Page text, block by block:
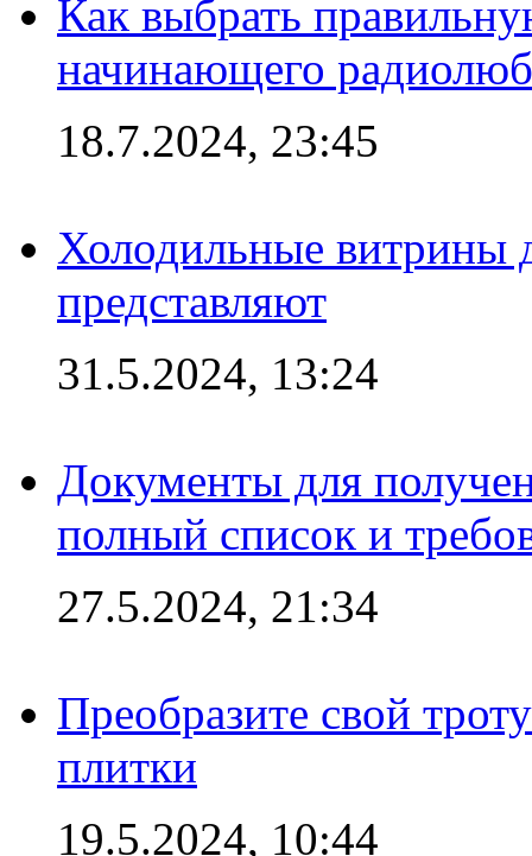
Как выбрать
начинающего
18.7.2024, 23:45
Холодильные витрины
представляют
31.5.2024, 13:24
Документы для
полный список и
27.5.2024, 21:34
Преобразите свой
плитки
19.5.2024, 10:44